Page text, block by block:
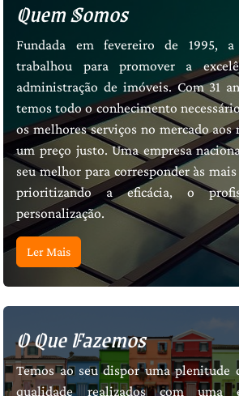
Quem Somos
Fundada em fevereiro de 1995, a
trabalhou para promover a
administração de imóveis. Com31
temos todo o conhecimento
os melhores serviços no mercado aos
um preço justo. Uma empresa
seu melhor para corresponder às
prioritizando a eficácia, o
personalização.
Ler Mais
O Que Fazemos
Temos ao seu dispor uma plenitude
qualidade realizados com uma